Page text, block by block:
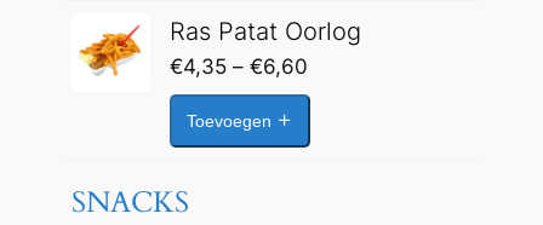
Ras Patat Oorlog
€4,35 – €6,60Prijsklasse:
€4,35
Toevoegen
SNACKS